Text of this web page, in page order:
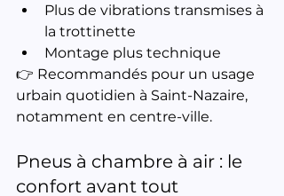
Plus de vibrations transmises à
la trottinette
Montage plus technique
👉 Recommandés pour un usage
urbain quotidien à Saint-Nazaire,
notamment en centre-ville.
Pneus à chambre à air : le
confort avant tout